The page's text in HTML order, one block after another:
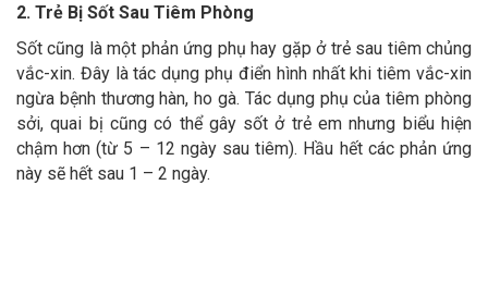
2. Trẻ Bị Sốt Sau Tiêm Phòng
Sốt cũng là một phản ứng phụ hay gặp ở trẻ sau tiêm chủng
vắc-xin. Đây là tác dụng phụ điển hình nhất khi tiêm vắc-xin
ngừa bệnh thương hàn, ho gà. Tác dụng phụ của tiêm phòng
sởi, quai bị cũng có thể gây sốt ở trẻ em nhưng biểu hiện
chậm hơn (từ 5 – 12 ngày sau tiêm). Hầu hết các phản ứng
này sẽ hết sau 1 – 2 ngày.